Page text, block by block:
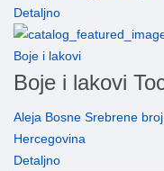
Detaljno
Boje i lakovi
Boje i lakovi
Aleja Bosne Srebrene
Hercegovina
Detaljno